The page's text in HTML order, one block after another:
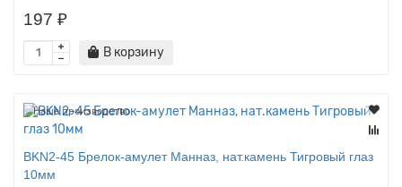
197 ₽
В корзину
Наше производство
BKN2-45 Брелок-амулет Манназ, нат.камень Тигровый глаз
10мм